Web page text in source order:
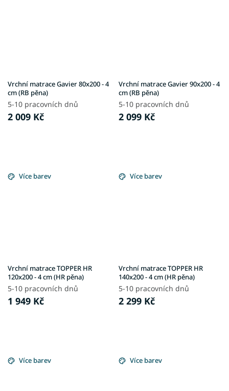
Vrchní matrace Gavier 80x200 - 4
cm (RB pěna)
5-10 pracovních dnů
2 009 Kč
Vrchní matrace Gavier 90x200 - 4
cm (RB pěna)
5-10 pracovních dnů
2 099 Kč
Více barev
Vrchní matrace TOPPER HR
120x200 - 4 cm (HR pěna)
5-10 pracovních dnů
1 949 Kč
Více barev
Vrchní matrace TOPPER HR
140x200 - 4 cm (HR pěna)
5-10 pracovních dnů
2 299 Kč
Více barev Více barev